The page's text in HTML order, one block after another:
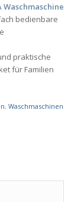
Waschmaschine
bedienbare
praktische
für Familien
, Waschmaschinen